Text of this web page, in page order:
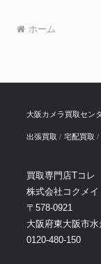
ホーム
大阪カメラ買取セン
出張買取 宅配買取
買取専門店Tコレ
株式会社コクメイ
〒578-0921
大阪府東大阪市
0120-480-150